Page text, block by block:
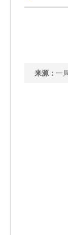
来源： 一